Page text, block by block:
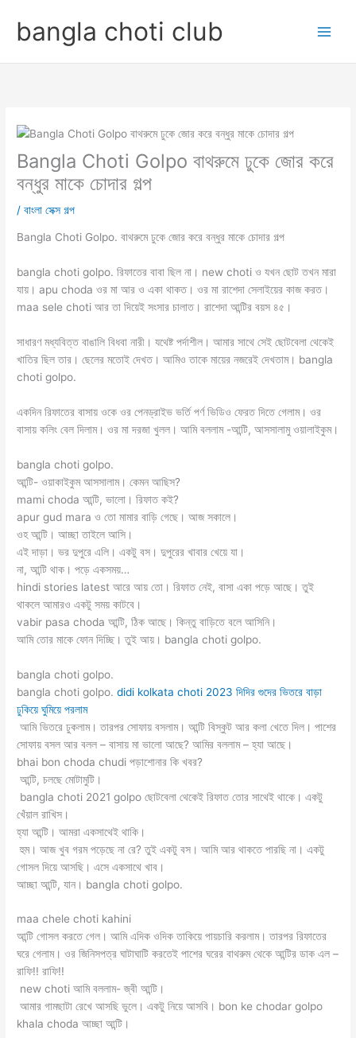
contentbangla choti club
Bangla Choti Golpo বাথরুমে ঢুকে জোর করে
বন্ধুর মাকে চোদার গল্প
/বাংলা সেক্স গল্প
Bangla Choti Golpo. বাথরুমে ঢুকে জোর করে বন্ধুর মাকে চোদার গল্প
bangla choti golpo. রিফাতের বাবা ছিল না। new choti ও যখন ছোট তখন মারা
যায়। apu choda ওর মা আর ও একা থাকত। ওর মা রাশেদা সেলাইয়ের কাজ করত।
maa sele choti আর তা দিয়েই সংসার চালাত। রাশেদা আন্টির বয়স ৪৫।
সাধারণ মধ্যবিত্ত বাঙালি বিধবা নারী। যথেষ্ট পর্দাশীল। আমার সাথে সেই ছোটবেলা থেকেই
খাতির ছিল তার। ছেলের মতোই দেখত। আমিও তাকে মায়ের নজরেই দেখতাম। bangla
choti golpo.
একদিন রিফাতের বাসায় ওকে ওর পেনড্রাইভ ভর্তি পর্ণ ভিডিও ফেরত দিতে গেলাম। ওর
বাসায় কলিং বেল দিলাম। ওর মা দরজা খুলল। আমি বললাম -আন্টি, আসসালামু ওয়ালাইকুম।
bangla choti golpo.
‌আন্টি- ওয়াকাইকুম আসসালাম। কেমন আছিস?
‌mami choda আন্টি, ভালো। রিফাত কই?
‌apur gud mara ও তো মামার বাড়ি গেছে। আজ সকালে।
‌ওহ আন্টি। আচ্ছা তাইলে আসি।
‌এই দাড়া। ভর দুপুরে এলি। একটু বস। দুপুরের খাবার খেয়ে যা।
‌না, আন্টি থাক। পড়ে একসময়…
‌hindi stories latest আরে আয় তো। রিফাত নেই, বাসা একা পড়ে আছে। তুই
থাকলে আমারও একটু সময় কাটবে।
vabir pasa choda ‌আন্টি, ঠিক আছে। কিন্তু বাড়িতে বলে আসিনি।
‌আমি তোর মাকে ফোন দিচ্ছি। তুই আয়। bangla choti golpo.
bangla choti golpo.
bangla choti golpo.didi kolkata choti 2023 দিদির গুদের ভিতরে বাড়া
ঢুকিয়ে ঘুমিয়ে পরলাম
‌ আমি ভিতরে ঢুকলাম। তারপর সোফায় বসলাম। আন্টি বিস্কুট আর কলা খেতে দিল। পাশের
সোফায় বসল আর বলল – বাসায় মা ভালো আছে? আমির বললাম – হ্যা আছে।
‌bhai bon choda chudi পড়াশোনার কি খবর?
‌ আন্টি, চলছে মোটামুটি।
‌ bangla choti 2021 golpo ছোটবেলা থেকেই রিফাত তোর সাথেই থাকে। একটু
খেঁয়াল রাখিস।
‌হ্যা আন্টি। আমরা একসাথেই থাকি।
‌ হুম। আজ খুব গরম পড়েছে না রে? তুই একটু বস। আমি আর থাকতে পারছি না। একটু
গোসল দিয়ে আসছি। এসে একসাথে খাব।
‌আচ্ছা আন্টি, যান। bangla choti golpo.
maa chele choti kahini
‌আন্টি গোসল করতে গেল। আমি এদিক ওদিক তাকিয়ে পায়চারি করলাম। তারপর রিফাতের
ঘরে গেলাম। ওর জিনিসপত্র ঘাটাঘাটি করতেই পাশের ঘরের বাথরুম থেকে আন্টির ডাক এল –
রাফি!! রাফি!!
‌ new choti আমি বললাম- জ্বী আন্টি।
‌ আমার গামছাটা রেখে আসছি ভুলে। একটু নিয়ে আসবি। bon ke chodar golpo
‌khala choda আচ্ছা আন্টি।